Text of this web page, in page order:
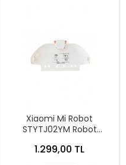
Xiaomi Mi Robot
STYTJ02YM Robot
Aparatı ve 1 adet mop
1.299,00 TL